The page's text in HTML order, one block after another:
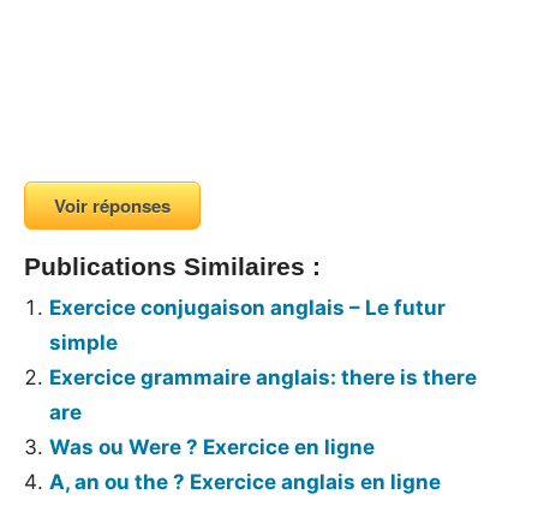
Voir réponses
Publications Similaires :
Exercice conjugaison anglais – Le futur
simple
Exercice grammaire anglais: there is there
are
Was ou Were ? Exercice en ligne
A, an ou the ? Exercice anglais en ligne